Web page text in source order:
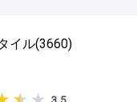
イル(3660)